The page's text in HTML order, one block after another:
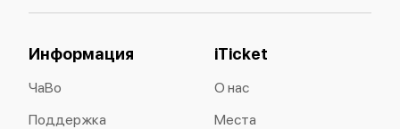
Информация
ЧаВо
Поддержка
iTicket
О нас
Места